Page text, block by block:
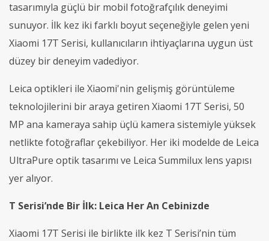
tasarımıyla güçlü bir mobil fotoğrafçılık deneyimi
sunuyor. İlk kez iki farklı boyut seçeneğiyle gelen yeni
Xiaomi 17T Serisi, kullanıcıların ihtiyaçlarına uygun üst
düzey bir deneyim vadediyor.
Leica optikleri ile Xiaomi'nin gelişmiş görüntüleme
teknolojilerini bir araya getiren Xiaomi 17T Serisi, 50
MP ana kameraya sahip üçlü kamera sistemiyle yüksek
netlikte fotoğraflar çekebiliyor. Her iki modelde de Leica
UltraPure optik tasarımı ve Leica Summilux lens yapısı
yer alıyor.
T Serisi’nde Bir İlk: Leica Her An Cebinizde
Xiaomi 17T Serisi ile birlikte ilk kez T Serisi’nin tüm